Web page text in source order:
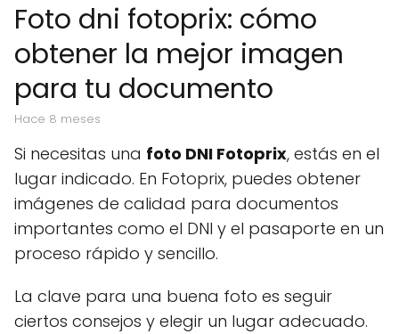
Foto dni fotoprix: cómo
obtener la mejor imagen
para tu documento
hace 8 meses
Si necesitas una foto DNI Fotoprix, estás en el
lugar indicado. En Fotoprix, puedes obtener
imágenes de calidad para documentos
importantes como el DNI y el pasaporte en un
proceso rápido y sencillo.
La clave para una buena foto es seguir
ciertos consejos y elegir un lugar adecuado.